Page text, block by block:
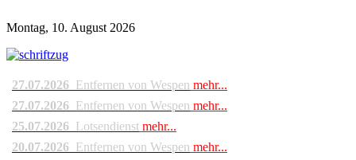
Montag, 10. August 2026
27.07.2026 Entfernen von Wespen mehr...
27.07.2026 Entfernen von Wespen mehr...
25.07.2026 Lotsendienst mehr...
20.07.2026 Entfernen von Wespen mehr...